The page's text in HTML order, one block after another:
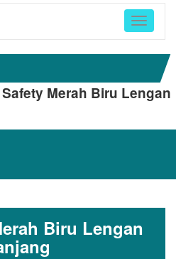
Merah Biru Lengan
Biru Lengan